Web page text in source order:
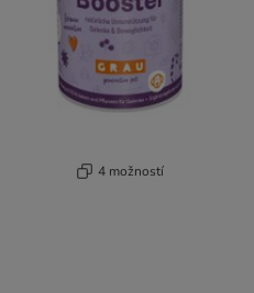
4 možností